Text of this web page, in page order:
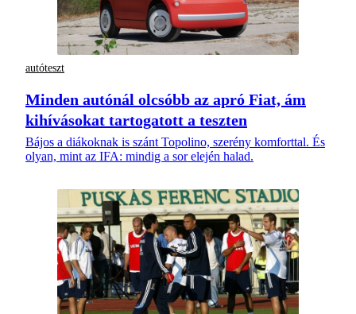
autóteszt
Minden autónál olcsóbb az apró Fiat, ám
kihívásokat tartogatott a teszten
Bájos a diákoknak is szánt Topolino, szerény komforttal. És
olyan, mint az IFA: mindig a sor elején halad.